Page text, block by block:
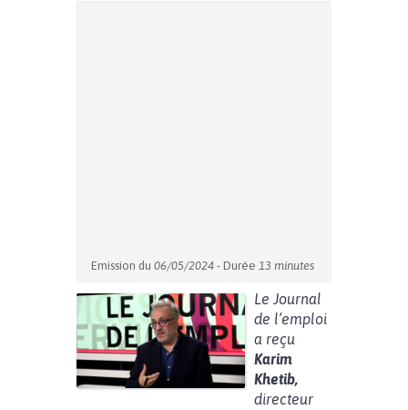
Emission du 06/05/2024 - Durée 13 minutes
Le Journal
de l’emploi
a reçu
Karim
Khetib,
directeur